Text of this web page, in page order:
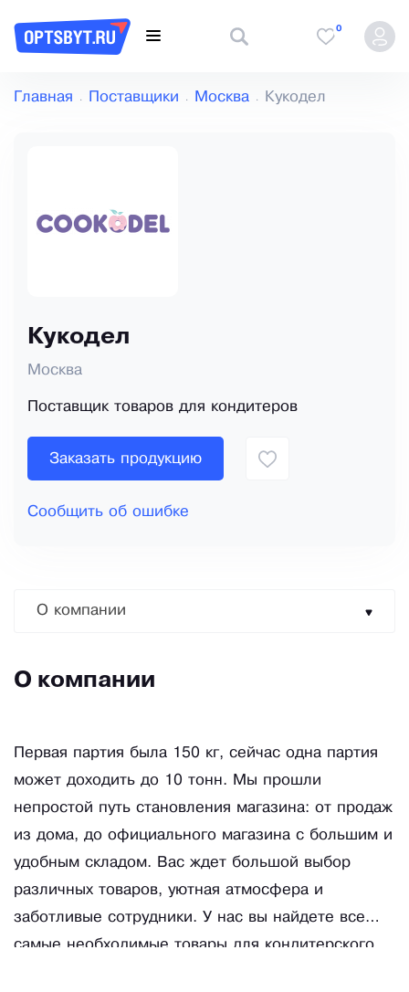
0
Главная Поставщики Москва Кукодел
Кукодел
Москва
Поставщик товаров для кондитеров
Заказать продукцию
Сообщить об ошибке
О компании
О компании
Первая партия была 150 кг, сейчас одна партия
может доходить до 10 тонн. Мы прошли
непростой путь становления магазина: от продаж
из дома, до официального магазина с большим и
удобным складом. Вас ждет большой выбор
различных товаров, уютная атмосфера и
заботливые сотрудники. У нас вы найдете все
самые необходимые товары для кондитерского